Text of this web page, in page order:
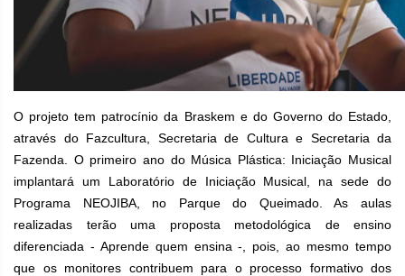
O projeto tem patrocínio da Braskem e do Governo do Estado,
através do Fazcultura, Secretaria de Cultura e Secretaria da
Fazenda. O primeiro ano do Música Plástica: Iniciação Musical
implantará um Laboratório de Iniciação Musical, na sede do
Programa NEOJIBA, no Parque do Queimado. As aulas
realizadas terão uma proposta metodológica de ensino
diferenciada - Aprende quem ensina -, pois, ao mesmo tempo
que os monitores contribuem para o processo formativo dos